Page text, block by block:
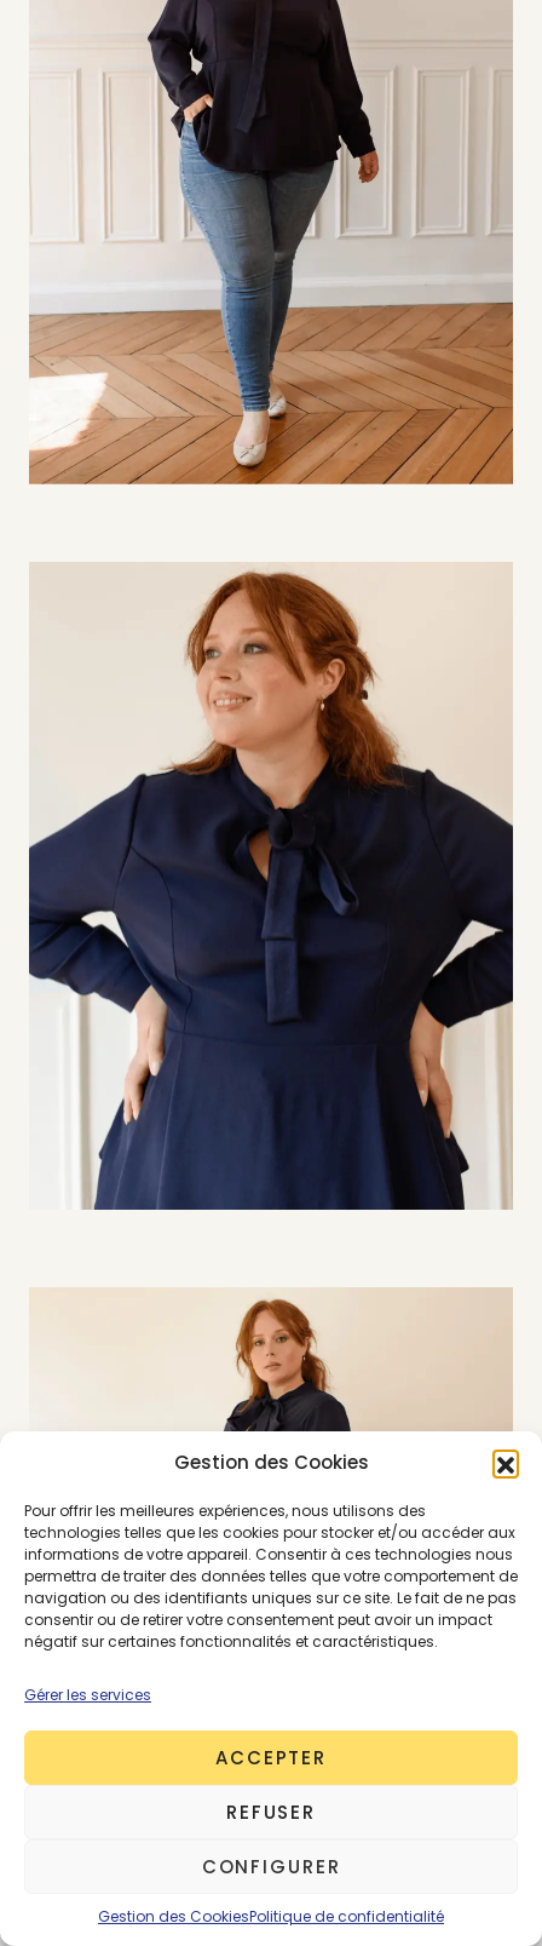
Gestion des Cookies
Pour offrir les meilleures expériences, nous utilisons des
technologies telles que les cookies pour stocker et/ou accéder aux
informations de votre appareil. Consentir à ces technologies nous
permettra de traiter des données telles que votre comportement de
navigation ou des identifiants uniques sur ce site. Le fait de ne pas
consentir ou de retirer votre consentement peut avoir un impact
négatif sur certaines fonctionnalités et caractéristiques.
Gérer les services
ACCEPTER
REFUSER
CONFIGURER
Gestion des CookiesPolitique de confidentialité